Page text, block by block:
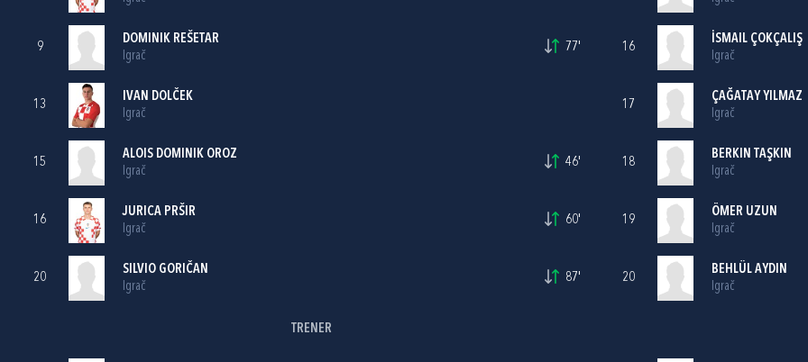
9
DOMINIK REŠETAR
Igrač
77'
13
IVAN DOLČEK
Igrač
15
ALOIS DOMINIK OROZ
Igrač
46'
16
JURICA PRŠIR
Igrač
60'
20
SILVIO GORIČAN
Igrač
87'
TRENER
16
İSMAIL ÇOKÇALIŞ
Igrač
17
ÇAĞATAY YILMAZ
Igrač
18
BERKIN TAŞKIN
Igrač
19
ÖMER UZUN
Igrač
20
BEHLÜL AYDIN
Igrač